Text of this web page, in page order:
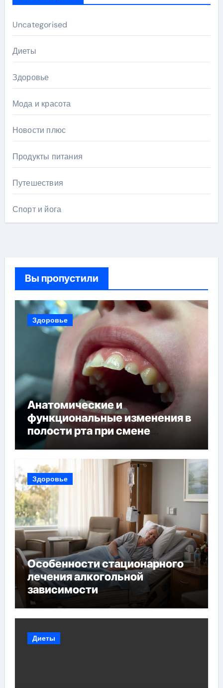
Uncategorised
Диеты
Здоровье
Мода и красота
Новости плюс
Продукты питания
Путешествия
Спорт и йога
Вы пропустили
Здоровье
Анатомические и
функциональные изменения в
полости рта при смене
прикуса
Здоровье
Особенности стационарного
лечения алкогольной
зависимости
Диеты